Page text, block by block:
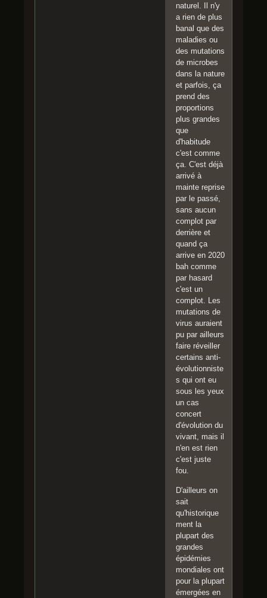
naturel. Il n'y
a rien de plus
banal que des
maladies ou
des mutations
de microbes
dans la nature
et parfois, ça
prend des
proportions
plus grandes
que
d'habitude
c'est comme
ça. C'est déjà
arrivé à
mainte reprise
par le passé,
sans aucun
complot par
derrière et
quand ça
arrive en 2020
bah comme
par hasard
c'est un
complot. Les
mutations de
virus auraient
pu par ailleurs
faire réveiller
certains anti-
évolutionniste
s qui ont eu
sous les yeux
un cas
concert
d'évolution du
vivant, mais il
n'en est rien
c'est juste
fou.
D'ailleurs on
sait
qu'historique
ment la
plupart des
grandes
épidémies
mondiales ont
pour la plupart
émergées en